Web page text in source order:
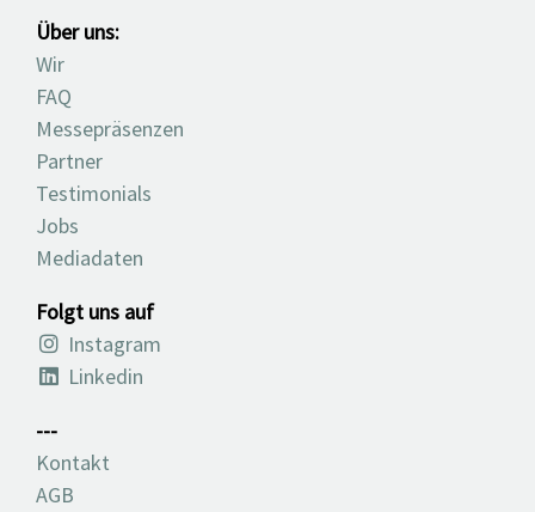
Über uns:
Wir
FAQ
Messepräsenzen
Partner
Testimonials
Jobs
Mediadaten
Folgt uns auf
Instagram
Linkedin
---
Kontakt
AGB